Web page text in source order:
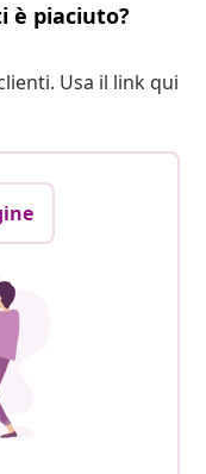
è piaciuto?
Usa il link qui